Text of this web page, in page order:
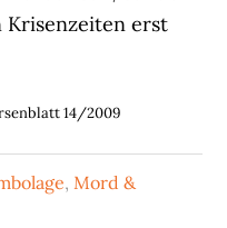
Krisenzeiten erst
14/2009
,Mord &